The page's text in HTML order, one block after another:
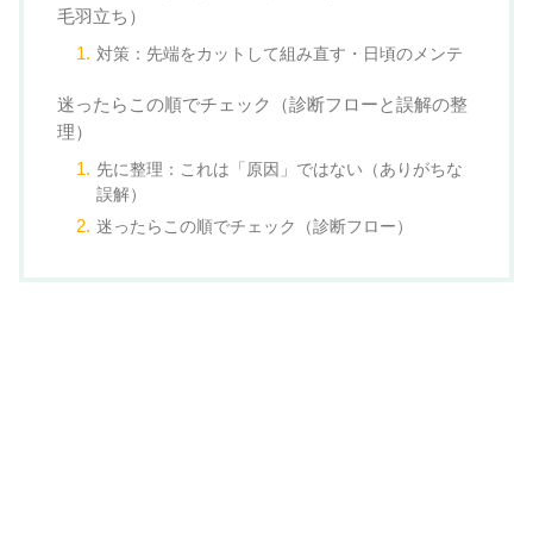
毛羽立ち）
対策：先端をカットして組み直す・日頃のメンテ
迷ったらこの順でチェック（診断フローと誤解の整
理）
先に整理：これは「原因」ではない（ありがちな
誤解）
迷ったらこの順でチェック（診断フロー）